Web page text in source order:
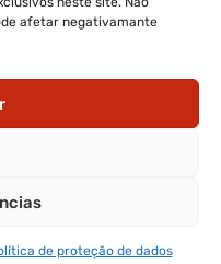
afetar negativamante
de proteção de dados
E DE PRIVACIDADE